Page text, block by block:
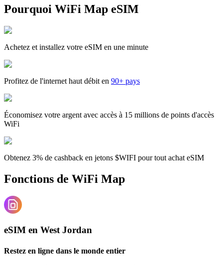
Pourquoi WiFi Map eSIM
Achetez et installez votre eSIM en une minute
Profitez de l'internet haut débit en 90+ pays
Économisez votre argent avec accès à 15 millions de points d'accès
WiFi
Obtenez 3% de cashback en jetons $WIFI pour tout achat eSIM
Fonctions de WiFi Map
eSIM en West Jordan
Restez en ligne dans le monde entier